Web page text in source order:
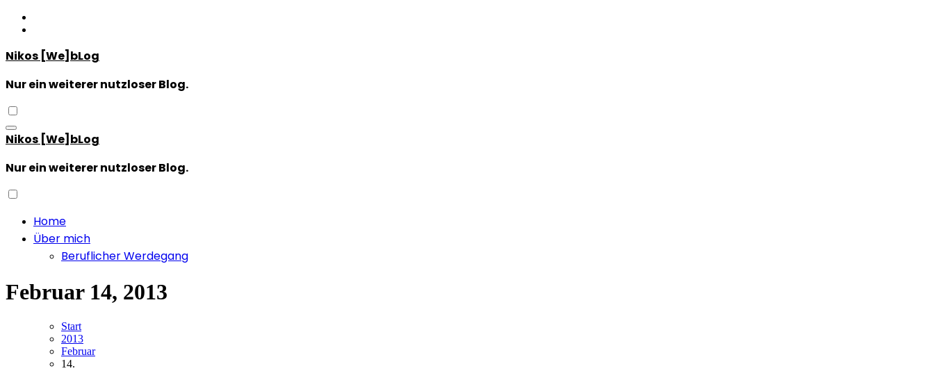
Zum
Inhalt
Nikos [We]bLog
Nur ein weiterer nutzloser Blog.
Nikos [We]bLog
Nur ein weiterer nutzloser Blog.
Home
Über mich
Beruflicher Werdegang
Februar 14, 2013
Start
2013
Februar
14.